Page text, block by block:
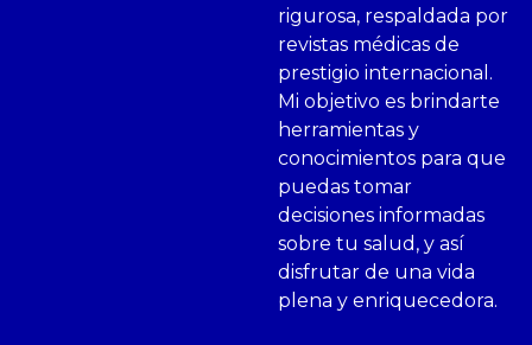
rigurosa, respaldada por
revistas médicas de
prestigio internacional.
Mi objetivo es brindarte
herramientas y
conocimientos para que
puedas tomar
decisiones informadas
sobre tu salud, y así
disfrutar de una vida
plena y enriquecedora.